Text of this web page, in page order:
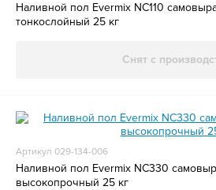
Наливной пол Evermix NC110
тонкослойный 25 кг
Снят с
Артикул 029-134-006
Наливной пол Evermix NC330
высокопрочный 25 кг